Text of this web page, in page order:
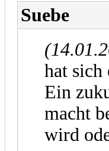
Suebe
hat
Ein
macht
wird